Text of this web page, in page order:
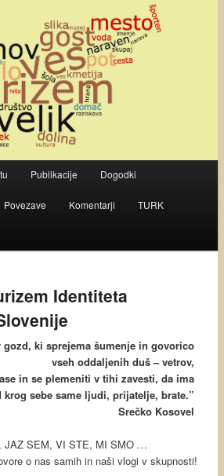
Publikacije Dogodki
Povezave Komentarji TURK
Identiteta
gozd, ki sprejema šumenje in govorico
vseh oddaljenih duš – vetrov,
in se plemeniti v tihi zavesti, da ima
krog sebe same ljudi, prijatelje, brate.”
Srečko Kosovel
JAZ SEM, VI STE, MI SMO …
o nas samih in naši vlogi v skupnosti!